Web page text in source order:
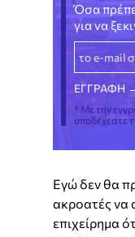
Όσα
για να
* Με την
αποδέχεστε
Εγώ δεν θα
ακροατές να
επιχείρημα